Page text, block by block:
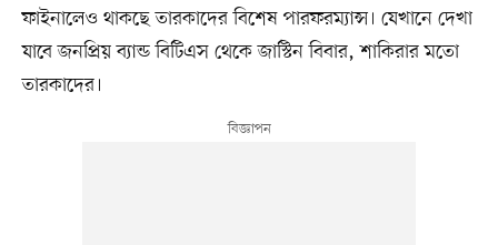
ফাইনালেও থাকছে তারকাদের বিশেষ পারফরম্যান্স। যেখানে দেখা
যাবে জনপ্রিয় ব্যান্ড বিটিএস থেকে জাস্টিন বিবার, শাকিরার মতো
তারকাদের।